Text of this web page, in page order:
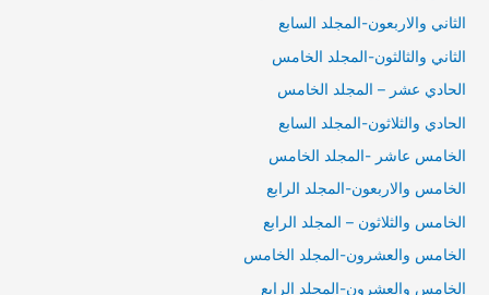
الثاني والاربعون-المجلد السابع
الثاني والثالثون-المجلد الخامس
الحادي عشر – المجلد الخامس
الحادي والثلاثون-المجلد السابع
الخامس عاشر -المجلد الخامس
الخامس والاربعون-المجلد الرابع
الخامس والثلاثون – المجلد الرابع
الخامس والعشرون-المجلد الخامس
الخامس والعشرون-المجلد الرابع